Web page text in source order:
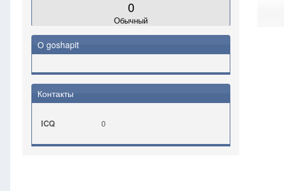
0
Обычный
О goshapit
Контакты
ICQ 0